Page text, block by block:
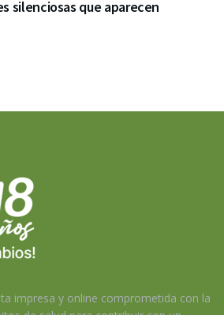
silenciosas que aparecen
impresa y online comprometida con la